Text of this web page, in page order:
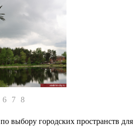
6 7 8
по выбору городских пространств для